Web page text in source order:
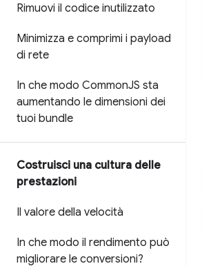
Rimuovi il codice inutilizzato
Minimizza e comprimi i payload
di rete
In che modo CommonJS sta
aumentando le dimensioni dei
tuoi bundle
Costruisci una cultura delle
prestazioni
Il valore della velocità
In che modo il rendimento può
migliorare le conversioni?